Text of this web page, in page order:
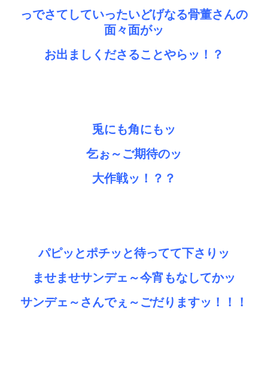
っでさてしていったいどげなる骨董さんの
面々面がッ
お出ましくださることやらッ！？
兎にも角にもッ
乞ぉ～ご期待のッ
大作戦ッ！？？
パピッとポチッと待ってて下さりッ
ませませサンデェ～今宵もなしてかッ
サンデェ～さんでぇ～ごだりますッ！！！